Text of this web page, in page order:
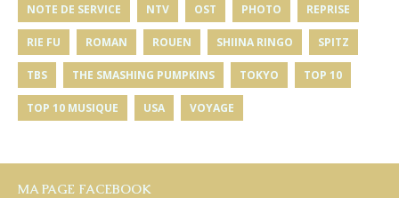
NOTE DE SERVICE NTV OST PHOTO REPRISE
RIE FU ROMAN ROUEN SHIINA RINGO SPITZ
TBS THE SMASHING PUMPKINS TOKYO TOP 10
TOP 10 MUSIQUE USA VOYAGE
MA PAGE FACEBOOK